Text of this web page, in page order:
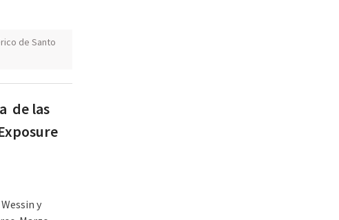
de Santo
de las
y